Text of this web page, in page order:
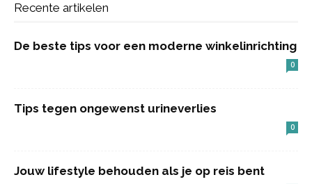
Recente artikelen
De beste tips voor een moderne winkelinrichting
0
Tips tegen ongewenst urineverlies
0
Jouw lifestyle behouden als je op reis bent